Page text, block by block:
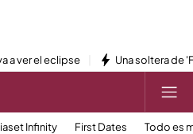
a ver el eclipse Una soltera de
Infinity First Dates Todo es